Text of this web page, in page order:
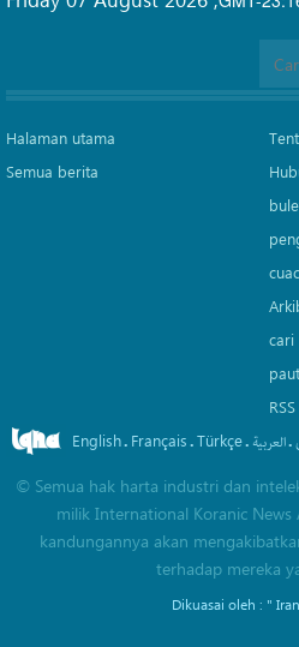
Halaman utama
Semua berita
cari
RSS
English. Français.Türkçe. العربیة.
© Semua hak harta industri dan
milik International Koranic News
kandungannya akan
terhadap mereka
Dikuasai oleh : "